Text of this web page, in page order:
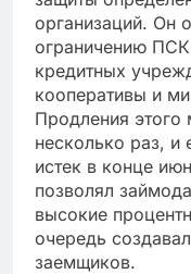
организаций. Он
ограничению ПСК
кредитных
кооперативы и
Продления этого
несколько раз, и
истек в конце
позволял
высокие
очередь
заемщиков.